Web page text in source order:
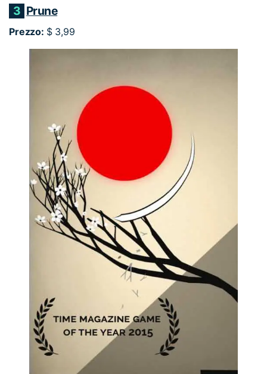
3 Prune
Prezzo: $ 3,99